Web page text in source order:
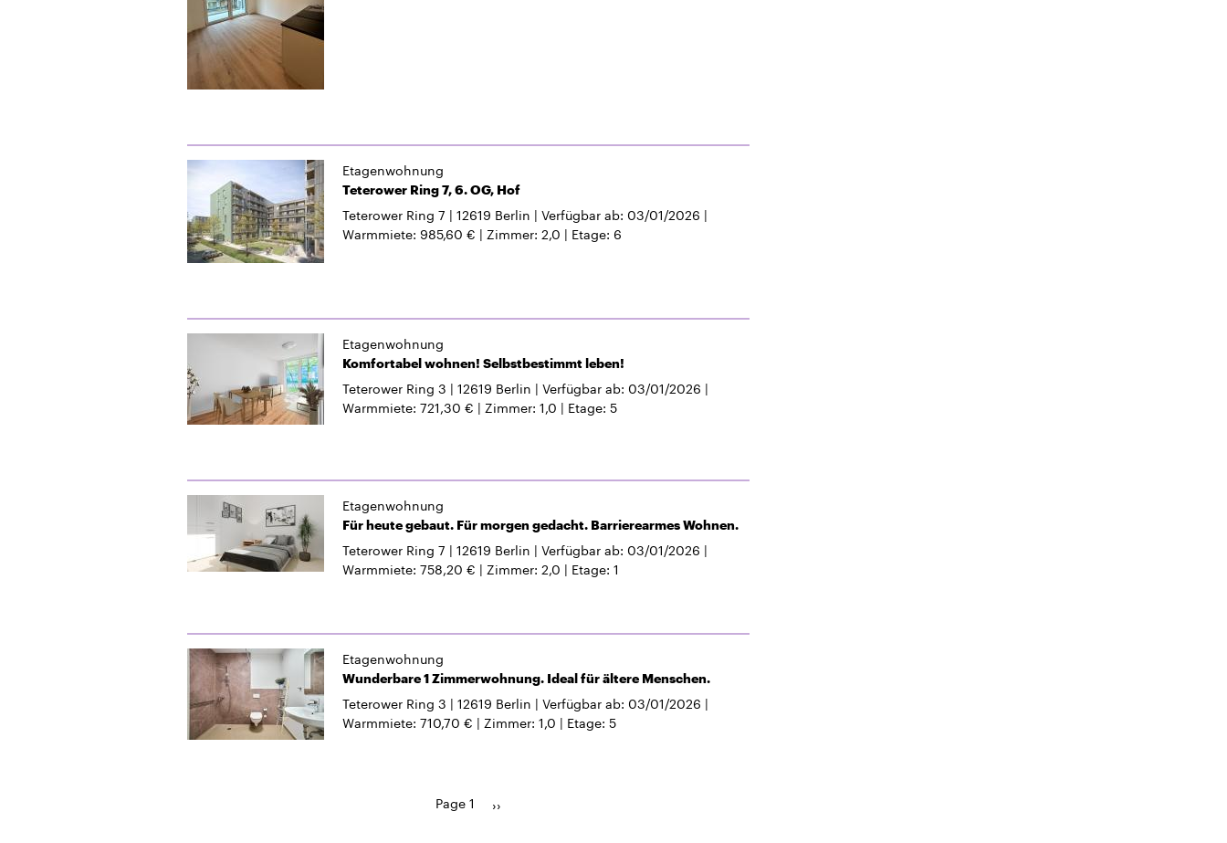
Etagenwohnung
Teterower Ring 7, 6. OG, Hof
Teterower Ring 7 12619 Berlin Verfügbar ab 03/01/2026
Warmmiete 985,60 € Zimmer 2,0 Etage 6
Etagenwohnung
Komfortabel wohnen! Selbstbestimmt leben!
Teterower Ring 3 12619 Berlin Verfügbar ab 03/01/2026
Warmmiete 721,30 € Zimmer 1,0 Etage 5
Etagenwohnung
Für heute gebaut. Für morgen gedacht. Barrierearmes Wohnen.
Teterower Ring 7 12619 Berlin Verfügbar ab 03/01/2026
Warmmiete 758,20 € Zimmer 2,0 Etage 1
Etagenwohnung
Wunderbare 1 Zimmerwohnung. Ideal für ältere Menschen.
Teterower Ring 3 12619 Berlin Verfügbar ab 03/01/2026
Warmmiete 710,70 € Zimmer 1,0 Etage 5
Pagination
Page 1 Next
››